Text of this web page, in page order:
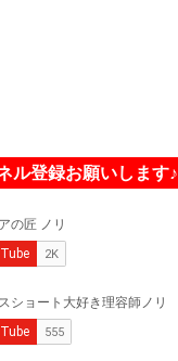
ル登録お願いします♪